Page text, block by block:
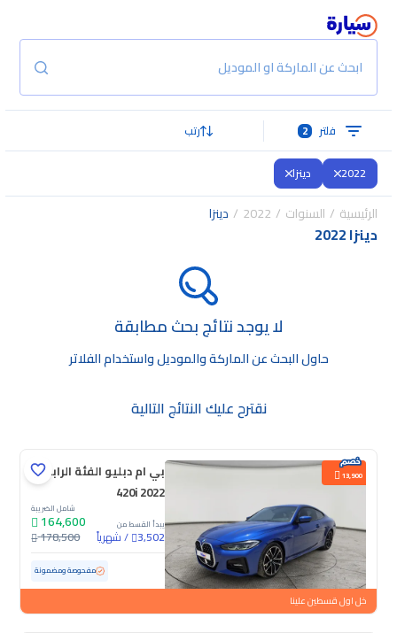
ابحث عن الماركة او الموديل
فلتر 2 رتب
2022 دينزا
الرئيسية السنوات 2022 دينزا
دينزا 2022
لا يوجد نتائج بحث مطابقة
حاول البحث عن الماركة والموديل واستخدام الفلاتر
نقترح عليك النتائج التالية
13,900
بي ام دبليو الفئة الرابعة
420i 2022
يبدأ القسط من
3,502
/شهرياً
شامل الضريبة
164,600
178,500
مستعملة 44,578 كم ممشى قليل مفحوصة ومضمونة
خل اول قسطين علينا